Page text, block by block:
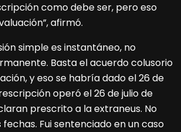
como debe ser, pero eso
afirmó.
simple es instantáneo, no
Basta el acuerdo colusorio
y eso se habría dado el 26 de
operó el 26 de julio de
prescrito a la extraneus. No
Fui sentenciado en un caso